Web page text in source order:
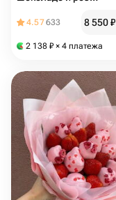
4.57633 8 550₽
2 138 ₽ × 4 платежа